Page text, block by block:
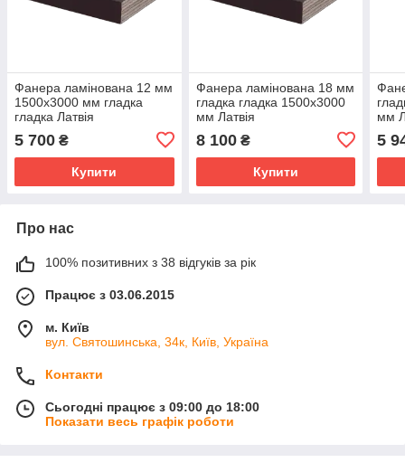
Фанера ламінована 12 мм
1500х3000 мм гладка
гладка Латвія
5 700 ₴
Купити
Фанера ламінована 18 мм
гладка гладка 1500х3000
мм Латвія
8 100₴
Купити
мм
5
Про нас
100% позитивних з 38 відгуків за рік
Працює з 03.06.2015
м. Київ
вул. Святошинська, 34к, Київ, Україна
Контакти
Сьогодні працює з 09:00 до 18:00
Показати весь графік роботи